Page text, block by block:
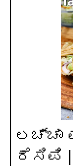
ಲಚ್ಚಾ
ರೆಸಿಪಿ |